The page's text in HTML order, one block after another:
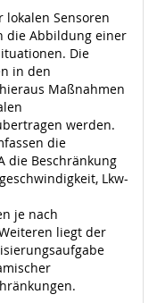
lokalen Sensoren
die Abbildung einer
Die
in den
Maßnahmen
werden.
die
die Beschränkung
Lkw-
je nach
liegt der